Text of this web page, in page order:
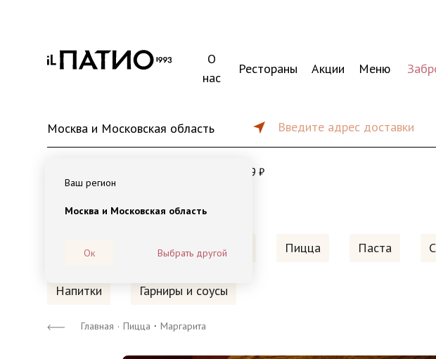
О
нас
Рестораны Акции Меню
Москва и Московская область Введите адрес доставки
Ваш регион
Москва и Московская область
Ок Выбрать другой
179 ₽
Наборы на компанию Обеды Пицца Паста
Напитки Гарниры и соусы
Главная · Пицца · Маргарита